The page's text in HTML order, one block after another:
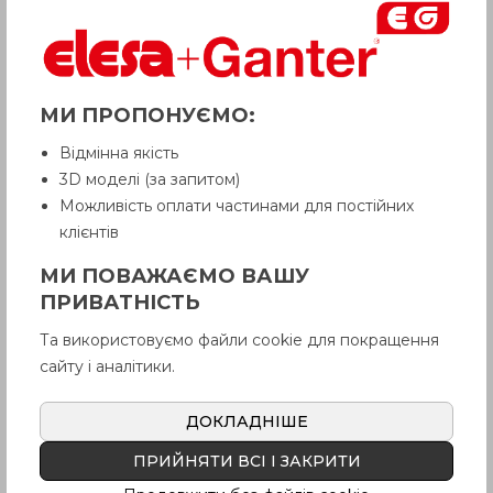
відвантажується Покупцеві терміном
до 6 робочих днів
рекомендуємо уточнити у Продавця.
Продавець залишає за собою право
гамі, якщо інше не обговорено
Покупцем.
МИ ПРОПОНУЄМО:
Відмінна якість
3D моделі (за запитом)
Можливість оплати частинами для постійних
клієнтів
МИ ПОВАЖАЄМО ВАШУ
ПРИВАТНІСТЬ
Та використовуємо файли cookie для покращення
сайту і аналітики.
ДОКЛАДНІШЕ
ПРИЙНЯТИ ВСІ І ЗАКРИТИ